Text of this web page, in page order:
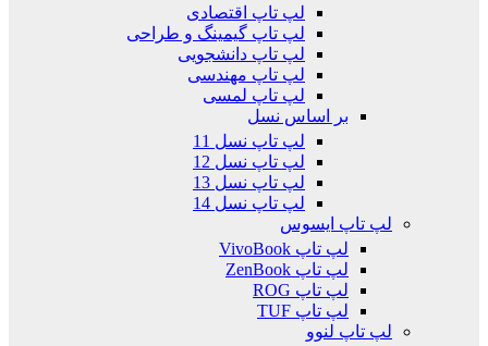
لپ تاپ اقتصادی
لپ تاپ گیمینگ و طراحی
لپ تاپ دانشجویی
لپ تاپ مهندسی
لپ تاپ لمسی
بر اساس نسل
لپ تاپ نسل 11
لپ تاپ نسل 12
لپ تاپ نسل 13
لپ تاپ نسل 14
لپ تاپ ایسوس
لپ تاپ VivoBook
لپ تاپ ZenBook
لپ تاپ ROG
لپ تاپ TUF
لپ تاپ لنوو